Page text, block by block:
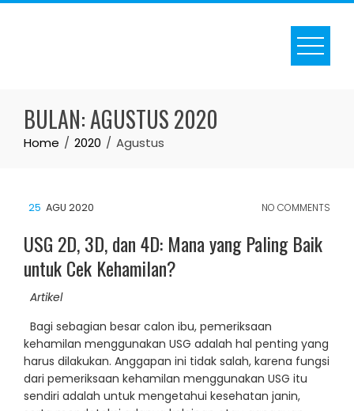
Skip
BULAN:AGUSTUS 2020
Home 2020 Agustus
25 AGU 2020 NO COMMENTS
USG 2D, 3D, dan 4D: Mana yang Paling Baik
untuk Cek Kehamilan?
Artikel
Bagi sebagian besar calon ibu, pemeriksaan
kehamilan menggunakan USG adalah hal penting yang
harus dilakukan. Anggapan ini tidak salah, karena fungsi
dari pemeriksaan kehamilan menggunakan USG itu
sendiri adalah untuk mengetahui kesehatan janin,